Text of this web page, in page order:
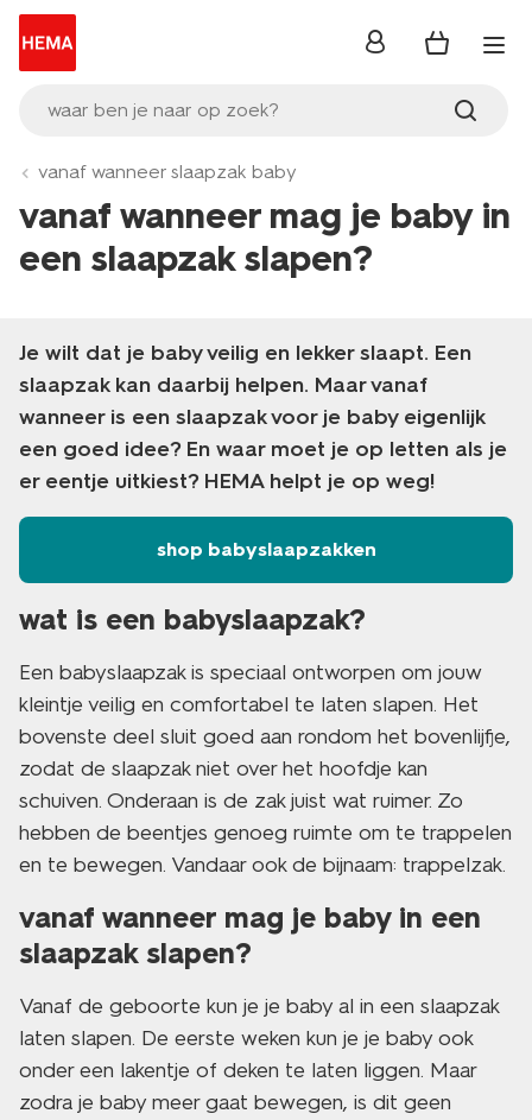
waar ben je naar op zoek?
inloggen
vanaf wanneer slaapzak baby
vanaf wanneer mag je baby in
een slaapzak slapen?
Je wilt dat je baby veilig en lekker slaapt. Een
slaapzak kan daarbij helpen. Maar vanaf
wanneer is een slaapzak voor je baby eigenlijk
een goed idee? En waar moet je op letten als je
er eentje uitkiest? HEMA helpt je op weg!
shop babyslaapzakken
wat is een babyslaapzak?
Een babyslaapzak is speciaal ontworpen om jouw
kleintje veilig en comfortabel te laten slapen. Het
bovenste deel sluit goed aan rondom het bovenlijfje,
zodat de slaapzak niet over het hoofdje kan
schuiven. Onderaan is de zak juist wat ruimer. Zo
hebben de beentjes genoeg ruimte om te trappelen
en te bewegen. Vandaar ook de bijnaam: trappelzak.
vanaf wanneer mag je baby in een
slaapzak slapen?
Vanaf de geboorte kun je je baby al in een slaapzak
laten slapen. De eerste weken kun je je baby ook
onder een lakentje of deken te laten liggen. Maar
zodra je baby meer gaat bewegen, is dit geen